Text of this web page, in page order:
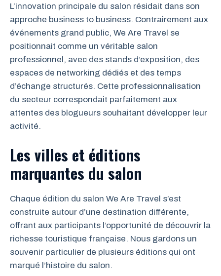
L’innovation principale du salon résidait dans son
approche business to business. Contrairement aux
événements grand public, We Are Travel se
positionnait comme un véritable salon
professionnel, avec des stands d’exposition, des
espaces de networking dédiés et des temps
d’échange structurés. Cette professionnalisation
du secteur correspondait parfaitement aux
attentes des blogueurs souhaitant développer leur
activité.
Les villes et éditions
marquantes du salon
Chaque édition du salon We Are Travel s’est
construite autour d’une destination différente,
offrant aux participants l’opportunité de découvrir la
richesse touristique française. Nous gardons un
souvenir particulier de plusieurs éditions qui ont
marqué l’histoire du salon.